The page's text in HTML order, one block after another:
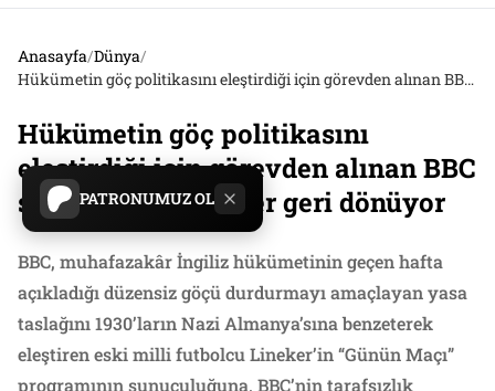
PATRONUMUZ OL
Anasayfa/Dünya/
Hükümetin göç politikasını eleştirdiği için görevden alınan BBC spikeri Gary Lineker geri dönüyor
Hükümetin göç politikasını
eleştirdiği için görevden alınan BBC
spikeri Gary Lineker geri dönüyor
BBC, muhafazakâr İngiliz hükümetinin geçen hafta
açıkladığı düzensiz göçü durdurmayı amaçlayan yasa
taslağını 1930’ların Nazi Almanya’sına benzeterek
eleştiren eski milli futbolcu Lineker’in “Günün Maçı”
programının sunuculuğuna, BBC’nin tarafsızlık